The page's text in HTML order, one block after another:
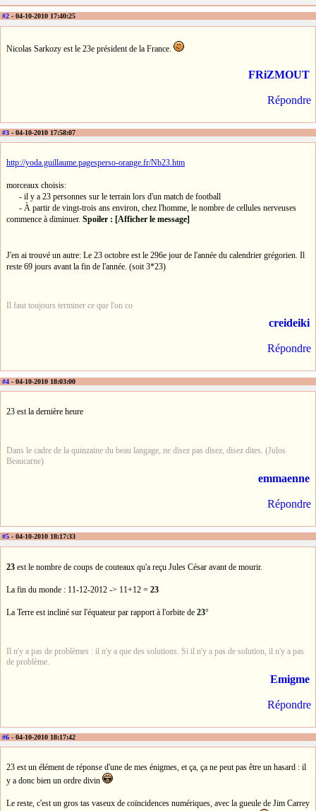
#2 - 04-10-2010 17:40:25
Nicolas Sarkozy est le 23e président de la France.
FRiZMOUT
Répondre
#3 - 04-10-2010 17:58:07
http://yoda.guillaume.pagesperso-orange.fr/Nb23.htm
morceaux choisis:
- il y a 23 personnes sur le terrain lors d'un match de football
- À partir de vingt-trois ans environ, chez l'homme, le nombre de cellules nerveuses
commence à diminuer. Spoiler : [Afficher le message]
J'en ai trouvé un autre: Le 23 octobre est le 296e jour de l'année du calendrier grégorien. Il
reste 69 jours avant la fin de l'année. (soit 3*23)
Il faut toujours terminer ce que l'on co
creideiki
Répondre
#4 - 04-10-2010 18:03:00
23 est la dernière heure
Dans le cadre de la quinzaine du beau langage, ne disez pas disez, disez dites. (Julos
Beaucarne)
emmaenne
Répondre
#5 - 04-10-2010 18:17:33
23 est le nombre de coups de couteaux qu'a reçu Jules César avant de mourir.
La fin du monde : 11-12-2012 -> 11+12 = 23
La Terre est incliné sur l'équateur par rapport à l'orbite de 23°
Il n'y a pas de problèmes : il n'y a que des solutions. Si il n'y a pas de solution, il n'y a pas
de problème.
Emigme
Répondre
#6 - 04-10-2010 18:17:42
23 est un élément de réponse d'une de mes énigmes, et ça, ça ne peut pas être un hasard : il
y a donc bien un ordre divin
Le reste, c'est un gros tas vaseux de coïncidences numériques, avec la gueule de Jim Carrey